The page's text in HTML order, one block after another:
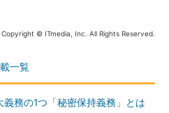
Copyright © ITmedia, Inc. All Rights Reserved.
一覧
義務の1つ「秘密保持義務」とは